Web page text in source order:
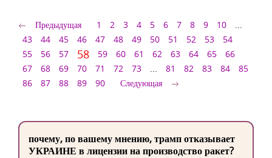
Предыдущая 1 2 3 4 5 6 7 8 9 10
...
43
44 45 46 47 48 49 50 51 52 53
54
55
56 57 58 59 60 61 62 63 64 65
66
67
68 69 70 71 72 73 ... 81 82 83 84
85
86
87 88 89 90 Следующая
почему, по вашему мнению, трамп отказывает
УКРАИНЕ в лицензии на производство ракет?